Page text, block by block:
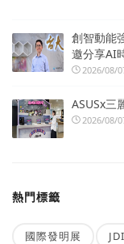
創智動能
邀分享AI
2026/08/
ASUSx三
2026/08/
熱門標籤
國際發明展